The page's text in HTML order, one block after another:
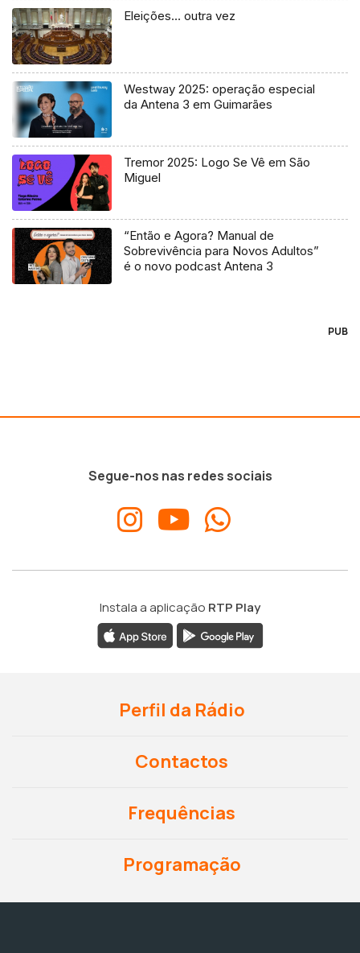
Eleições… outra vez
Westway 2025: operação especial
da Antena 3 em Guimarães
Tremor 2025: Logo Se Vê em São
Miguel
“Então e Agora? Manual de
Sobrevivência para Novos Adultos”
é o novo podcast Antena 3
PUB
Segue-nos nas redes sociais
Instala a aplicação RTP Play
Perfil da Rádio
Contactos
Frequências
Programação